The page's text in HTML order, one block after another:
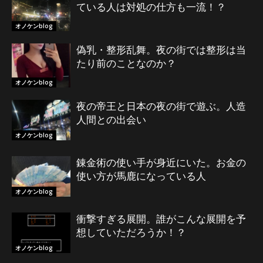
オノケンblog
ている人は対処の仕方も一流！？
オノケンblog
偽乳・整形乱舞。夜の街では整形は当
たり前のことなのか？
オノケンblog
夜の帝王と日本の夜の街で遊ぶ。人造
人間との出会い
オノケンblog
錬金術の使い手が身近にいた。お金の
使い方が馬鹿になっている人
オノケンblog
衝撃すぎる展開。誰がこんな展開を予
想していただろうか！？